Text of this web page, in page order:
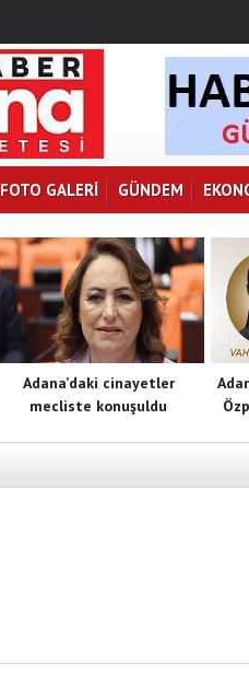
FOTO GALERI GÜNDEM
Adana’daki cinayetler
mecliste konuşuldu